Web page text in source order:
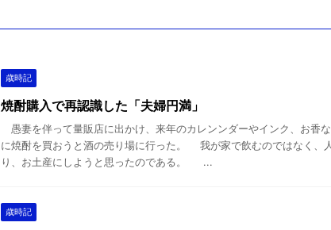
歳時記
焼酎購入で再認識した「夫婦円満」
愚妻を伴って量販店に出かけ、来年のカレンンダーやインク、お香
に焼酎を買おうと酒の売り場に行った。 我が家で飲むのではなく、
り、お土産にしようと思ったのである。 ...
歳時記